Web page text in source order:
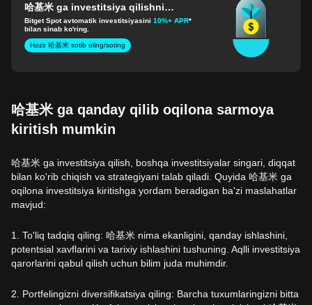
哈基米 ga investitsiya qilishni
boshlang
Bitget Spot avtomatik investitsiyasini10%+ APR*
bilan sinab ko'ring.
Hozir 哈基米 sotib oling/soting
哈基米 ga qanday qilib oqilona sarmoya
kiritish mumkin
哈基米 ga investitsiya qilish, boshqa investitsiyalar singari, diqqat
bilan ko'rib chiqish va strategiyani talab qiladi. Quyida 哈基米 ga
oqilona investitsiya kiritishga yordam beradigan ba'zi maslahatlar
mavjud:
1. To'liq tadqiq qiling: 哈基米 nima ekanligini, qanday ishlashini,
potentsial xavflarini va tarixiy ishlashini tushuning. Aqlli investitsiya
qarorlarini qabul qilish uchun bilim juda muhimdir.
2. Portfelingizni diversifikatsiya qiling: Barcha tuxumlaringizni bitta